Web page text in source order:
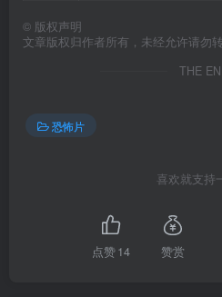
© 版权声明
文章版权归作者所有，未经允许请勿转
THE
恐怖片
喜欢就支持
点赞14 赞赏